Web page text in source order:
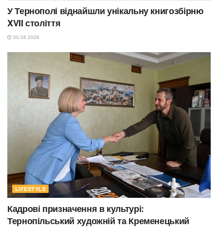
У Тернополі віднайшли унікальну книгозбірню
XVII століття
05.08.2026
LIFESTYLE
Кадрові призначення в культурі:
Тернопільський художній та Кременецький